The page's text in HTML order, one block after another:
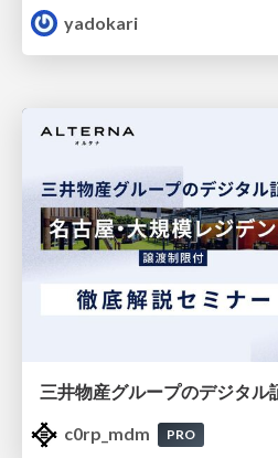
yadokari
c0rp_mdm
PRO